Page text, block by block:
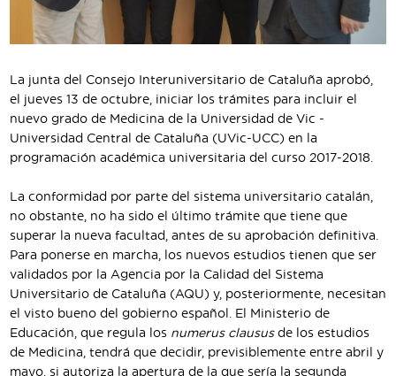
La junta del Consejo Interuniversitario de Cataluña aprobó,
el jueves 13 de octubre, iniciar los trámites para incluir el
nuevo grado de Medicina de la Universidad de Vic -
Universidad Central de Cataluña (UVic-UCC) en la
programación académica universitaria del curso 2017-2018.
La conformidad por parte del sistema universitario catalán,
no obstante, no ha sido el último trámite que tiene que
superar la nueva facultad, antes de su aprobación definitiva.
Para ponerse en marcha, los nuevos estudios tienen que ser
validados por la Agencia por la Calidad del Sistema
Universitario de Cataluña (AQU) y, posteriormente, necesitan
el visto bueno del gobierno español. El Ministerio de
Educación, que regula los numerus claususde los estudios
de Medicina, tendrá que decidir, previsiblemente entre abril y
mayo, si autoriza la apertura de la que sería la segunda